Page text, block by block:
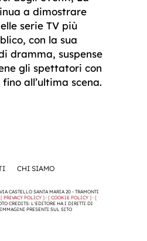
a dimostrare
serie TV più
con la sua
dramma, suspense
gli spettatori con
all’ultima scena.
CHI SIAMO
CASTELLO SANTA MARIA 20 - TRAMONTI
[ PRIVACY POLICY ]· [ COOKIE POLICY ]· [
CREDITS: L'EDITORE HA I DIRITTI DI
PRESENTI SUL SITO